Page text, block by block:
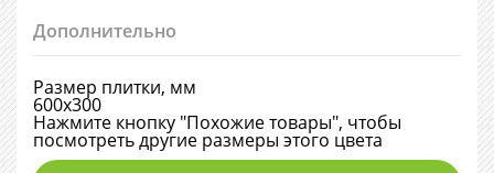
Дополнительно
Размер плитки, мм
600х300
Нажмите кнопку "Похожие товары", чтобы
посмотреть другие размеры этого цвета